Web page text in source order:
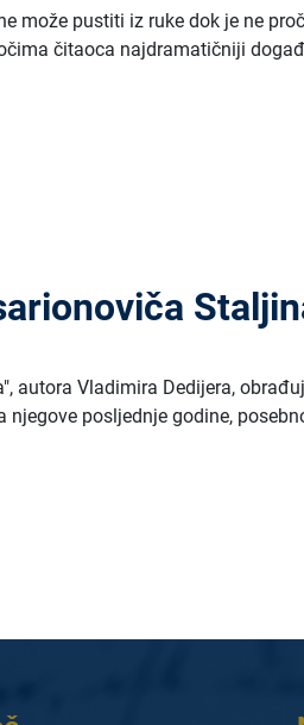
može pustiti iz ruke dok je ne
čitaoca najdramatičniji
autora Vladimira Dedijera,
posljednje godine,